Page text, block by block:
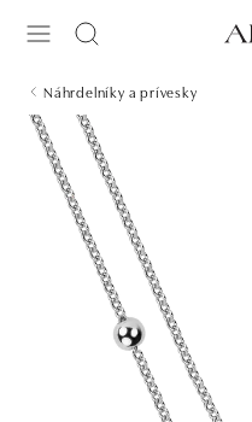
Náhrdelníky a prívesky